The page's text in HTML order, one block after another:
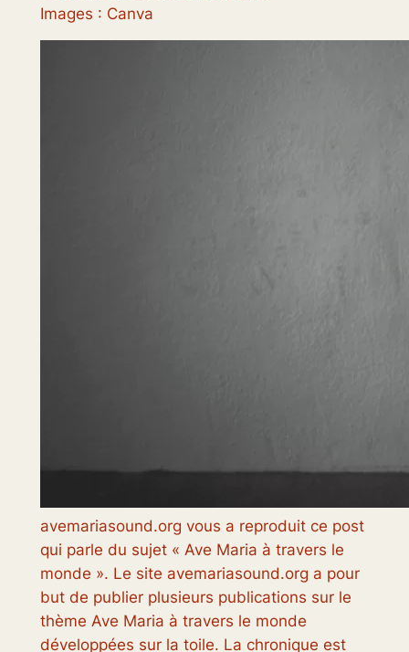
Images : Canva
avemariasound.org vous a reproduit ce post
qui parle du sujet « Ave Maria à travers le
monde ». Le site avemariasound.org a pour
but de publier plusieurs publications sur le
thème Ave Maria à travers le monde
développées sur la toile. La chronique est